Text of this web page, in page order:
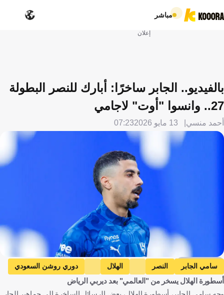
مباشر
إعلان
بالفيديو.. الجابر ساخرًا: أبارك للنصر البطولة
27.. وانسوا "أوت" لاجامي
أحمد منسي 13 مايو 2026 07:23
Getty Images
سامي الجابر النصر الهلال
دوري روشن السعودي
علي لاجامي
المملكة العربية السعودية كرة قدم
أسطورة الهلال يسخر من "العالمي" بعد ديربي الرياض